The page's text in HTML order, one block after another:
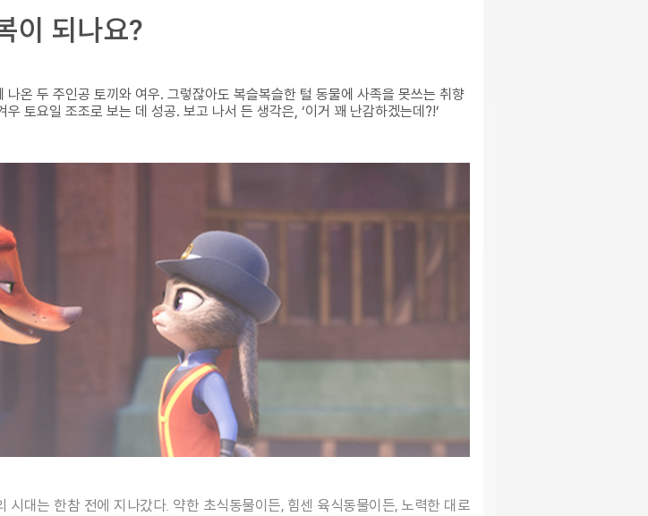
이 되나요?
온 두 주인공 토끼와 여우. 그렇잖아도 복슬복슬한 털 동물에 사족을 못쓰는 취향
토요일 조조로 보는 데 성공. 보고 나서 든 생각은, ‘이거 꽤 난감하겠는데?!’